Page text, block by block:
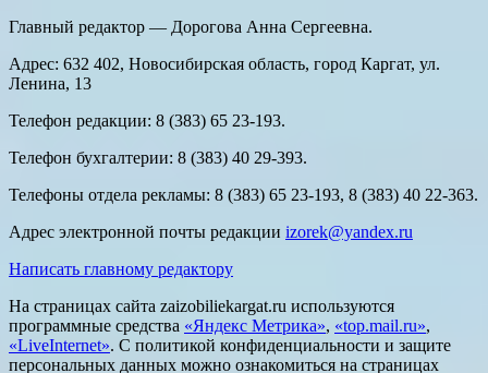
Главный редактор — Дорогова Анна Сергеевна.
Адрес: 632 402, Новосибирская область, город Каргат, ул.
Ленина, 13
Телефон редакции: 8 (383) 65 23-193.
Телефон бухгалтерии: 8 (383) 40 29-393.
Телефоны отдела рекламы: 8 (383) 65 23-193, 8 (383) 40 22-363.
Адрес электронной почты редакции izorek@yandex.ru
Написать главному редактору
На страницах сайта zaizobiliekargat.ru используются
программные средства «Яндекс Метрика», «top.mail.ru»,
«LiveInternet». С политикой конфиденциальности и защите
персональных данных можно ознакомиться на страницах